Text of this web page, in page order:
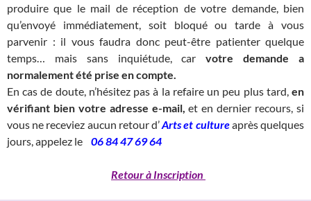
produire que le mail de réception de votre demande, bien
qu’envoyé immédiatement, soit bloqué ou tarde à vous
parvenir : il vous faudra donc peut-être patienter quelque
temps… mais sans inquiétude, carvotre demande a
normalement été prise en compte.
En cas de doute, n’hésitez pas à la refaire un peu plus tard, en
vérifiant bien votre adresse e-mail, et en dernier recours, si
vous ne receviez aucun retour d’Arts et cultureaprès quelques
jours, appelez le 06 84 47 69 64
Retour à Inscription